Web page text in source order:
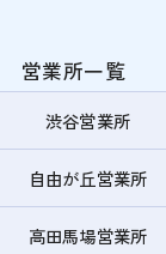
営業所一覧
渋谷営業所
自由が丘営業所
高田馬場営業所